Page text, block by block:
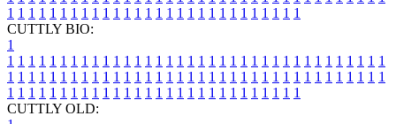
1 1 1 1 1 1 1 1 1 1 1 1 1 1 1 1 1 1 1 1 1 1 1 1 1 1 1 1
CUTTLY BIO:
1
1 1 1 1 1 1 1 1 1 1 1 1 1 1 1 1 1 1 1 1 1 1 1 1 1 1 1 1 1 1 1 1 1 1 1 1
1 1 1 1 1 1 1 1 1 1 1 1 1 1 1 1 1 1 1 1 1 1 1 1 1 1 1 1 1 1 1 1 1 1 1 1
1 1 1 1 1 1 1 1 1 1 1 1 1 1 1 1 1 1 1 1 1 1 1 1 1 1 1 1
CUTTLY OLD: